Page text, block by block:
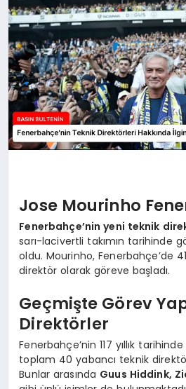
Jose Mourinho
Fenerbahçe’nin yeni teknik
sarı-lacivertli takımın tarihinde
oldu. Mourinho, Fenerbahçe’de
direktör olarak göreve başladı.
Geçmişte Görev
Direktörler
Fenerbahçe’nin 117 yıllık
toplam 40 yabancı teknik
Bunlar arasında Guus Hiddink,